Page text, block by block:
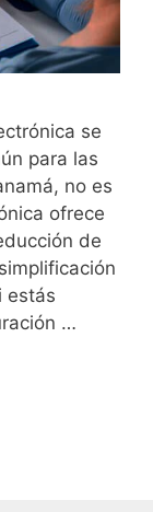
se
para las
no es
ofrece
de
estás
…